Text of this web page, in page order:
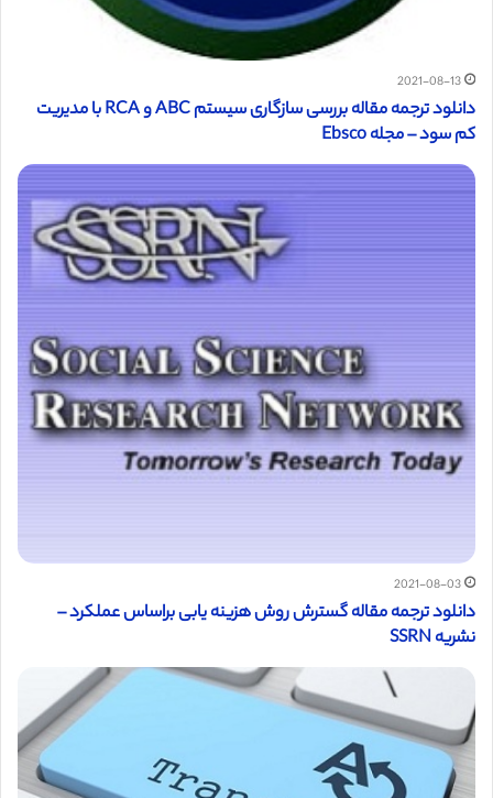
2021-08-13
دانلود ترجمه مقاله بررسی سازگاری سیستم ABC و RCA با مدیریت
کم سود – مجله Ebsco
2021-08-03
دانلود ترجمه مقاله گسترش روش هزینه یابی براساس عملکرد –
نشریه SSRN